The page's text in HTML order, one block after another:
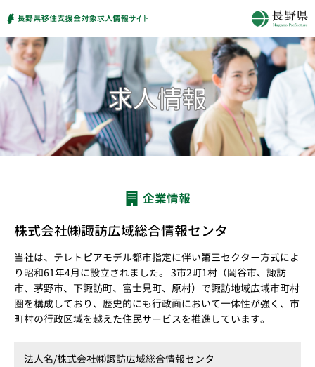
企業情報
株式会社㈱諏訪広域総合情報センタ
当社は、テレトピアモデル都市指定に伴い第三セクター方式によ
り昭和61年4月に設立されました。 3市2町1村（岡谷市、諏訪
市、茅野市、下諏訪町、富士見町、原村）で諏訪地域広域市町村
圏を構成しており、歴史的にも行政面において一体性が強く、市
町村の行政区域を越えた住民サービスを推進しています。
法人名/株式会社㈱諏訪広域総合情報センタ